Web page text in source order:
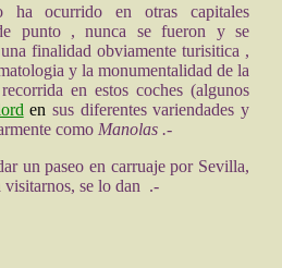
ha ocurrido en otras capitales
punto , nunca se fueron y se
finalidad obviamente turisitica ,
y la monumentalidad de la
en estos coches (algunos
ensus diferentes variendades y
como Manolas .-
un paseo en carruaje por Sevilla,
visitarnos, se lo dan .-